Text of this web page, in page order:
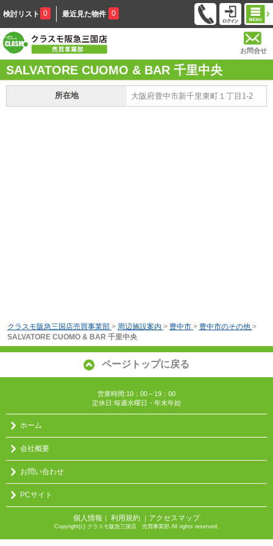
検討リスト 0 最近見た物件 0
お問合せ
SALVATORE CUOMO & BAR 千里中央
所在地 大阪府豊中市新千里東町１丁目1-2
クラスモ阪急三国店売買事業部 > 周辺施設案内 > 豊中市 > 豊中市のその他 >
SALVATORE CUOMO & BAR 千里中央
ページトップに戻る
営業時間:10：00～19：00
定休日:毎週水曜日・年末年始
ホーム
会社概要
お問い合わせ
PCサイト
個人情報 ｜ 利用規約 ｜ アクセスマップ
Copyright(c) クラスモ阪急三国店 売買事業部 All rights reserved.